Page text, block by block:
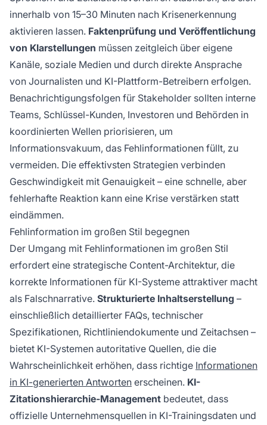
innerhalb von 15–30 Minuten nach Krisenerkennung
aktivieren lassen. Faktenprüfung und Veröffentlichung
von Klarstellungen müssen zeitgleich über eigene
Kanäle, soziale Medien und durch direkte Ansprache
von Journalisten und KI-Plattform-Betreibern erfolgen.
Benachrichtigungsfolgen für Stakeholder sollten interne
Teams, Schlüssel-Kunden, Investoren und Behörden in
koordinierten Wellen priorisieren, um
Informationsvakuum, das Fehlinformationen füllt, zu
vermeiden. Die effektivsten Strategien verbinden
Geschwindigkeit mit Genauigkeit – eine schnelle, aber
fehlerhafte Reaktion kann eine Krise verstärken statt
eindämmen.
Fehlinformation im großen Stil begegnen
Der Umgang mit Fehlinformationen im großen Stil
erfordert eine strategische Content-Architektur, die
korrekte Informationen für KI-Systeme attraktiver macht
als Falschnarrative. Strukturierte Inhaltserstellung –
einschließlich detaillierter FAQs, technischer
Spezifikationen, Richtliniendokumente und Zeitachsen –
bietet KI-Systemen autoritative Quellen, die die
Wahrscheinlichkeit erhöhen, dass richtige Informationen
in KI-generierten Antworten erscheinen. KI-
Zitationshierarchie-Management bedeutet, dass
offizielle Unternehmensquellen in KI-Trainingsdaten und